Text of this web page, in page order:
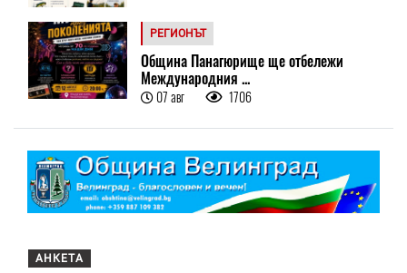
РЕГИОНЪТ
Община Панагюрище ще отбележи
Международния ...
07 авг 1706
АНКЕТА